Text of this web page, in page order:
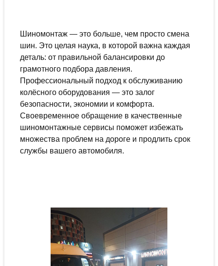
Шиномонтаж — это больше, чем просто смена
шин. Это целая наука, в которой важна каждая
деталь: от правильной балансировки до
грамотного подбора давления.
Профессиональный подход к обслуживанию
колёсного оборудования — это залог
безопасности, экономии и комфорта.
Своевременное обращение в качественные
шиномонтажные сервисы поможет избежать
множества проблем на дороге и продлить срок
службы вашего автомобиля.